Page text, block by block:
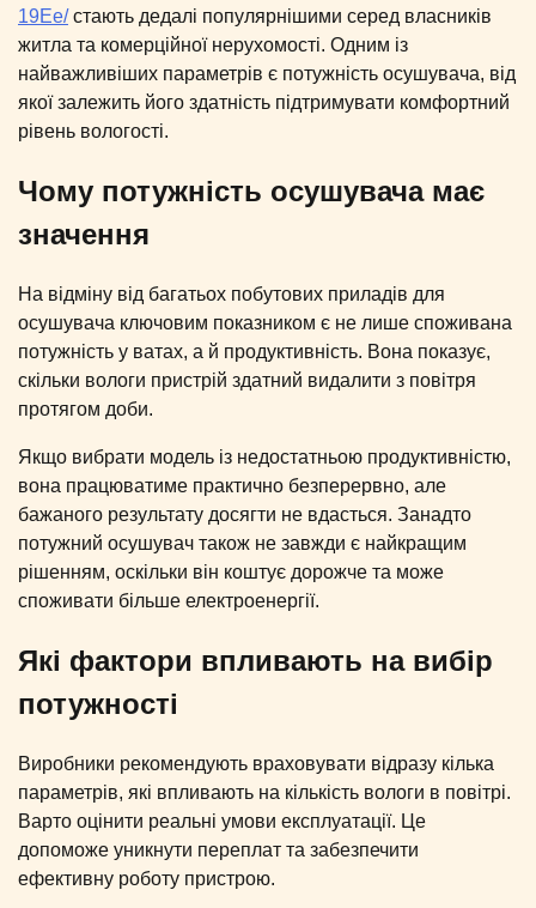
19Ee/стають дедалі популярнішими серед власників
житла та комерційної нерухомості. Одним із
найважливіших параметрів є потужність осушувача, від
якої залежить його здатність підтримувати комфортний
рівень вологості.
Чому потужність осушувача має
значення
На відміну від багатьох побутових приладів для
осушувача ключовим показником є не лише споживана
потужність у ватах, а й продуктивність. Вона показує,
скільки вологи пристрій здатний видалити з повітря
протягом доби.
Якщо вибрати модель із недостатньою продуктивністю,
вона працюватиме практично безперервно, але
бажаного результату досягти не вдасться. Занадто
потужний осушувач також не завжди є найкращим
рішенням, оскільки він коштує дорожче та може
споживати більше електроенергії.
Які фактори впливають на вибір
потужності
Виробники рекомендують враховувати відразу кілька
параметрів, які впливають на кількість вологи в повітрі.
Варто оцінити реальні умови експлуатації. Це
допоможе уникнути переплат та забезпечити
ефективну роботу пристрою.